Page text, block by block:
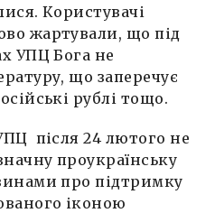
Користувачі
жартували, що під
УПЦ Бога не
що заперечує
рублі тощо.
після 24 лютого не
проукраїнську
про підтримку
іконою